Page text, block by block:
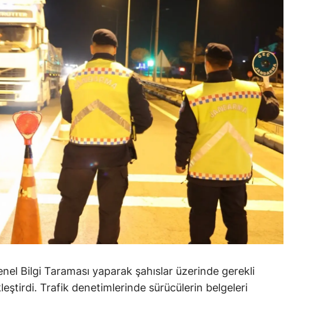
Kayseri
Kırklareli
Kırşehir
Kocaeli
Konya
Kütahya
Malatya
Manisa
Kahramanmaraş
Mardin
Muğla
Bilgi Taraması yaparak şahıslar üzerinde gerekli
Trafik denetimlerinde sürücülerin belgeleri